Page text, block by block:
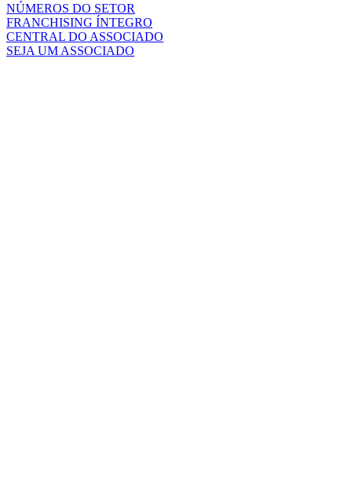
NÚMEROS DO SETOR
FRANCHISING ÍNTEGRO
CENTRAL DO ASSOCIADO
SEJA UM ASSOCIADO